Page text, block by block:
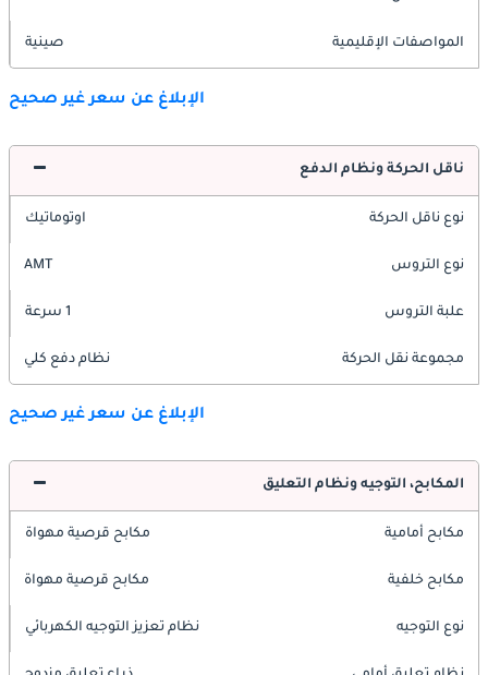
المواصفات الإقليمية صينية
الإبلاغ عن سعر غير صحيح
ناقل الحركة ونظام الدفع
نوع ناقل الحركة اوتوماتيك
نوع التروس AMT
علبة التروس 1 سرعة
مجموعة نقل الحركة نظام دفع كلي
الإبلاغ عن سعر غير صحيح
المكابح، التوجيه ونظام التعليق
مكابح أمامية مكابح قرصية مهواة
مكابح خلفية مكابح قرصية مهواة
نوع التوجيه نظام تعزيز التوجيه الكهربائي